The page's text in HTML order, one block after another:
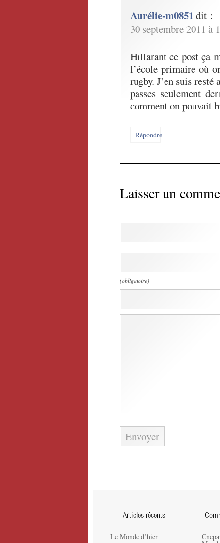
Aurélie-m0851 dit :
30 septembre 2011 à
Hillarant ce post ça
l’école primaire où
rugby. J’en suis
passes seulement
comment on pouvait
Répondre
Laisser un
(obligatoire)
Articles récents
Le Monde d’hier